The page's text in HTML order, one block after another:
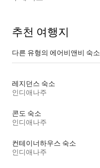
추천 여행지
다른 유형의 에어비앤비 숙소
레지던스 숙소
인디애나주
콘도 숙소
인디애나주
컨테이너하우스 숙소
인디애나주